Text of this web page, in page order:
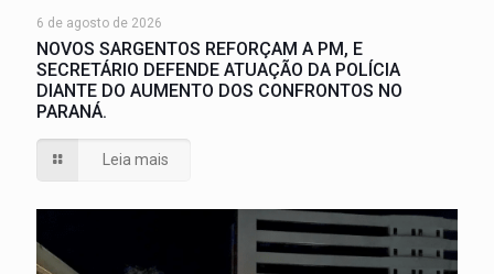
6 de agosto de 2026
NOVOS SARGENTOS REFORÇAM A PM, E
SECRETÁRIO DEFENDE ATUAÇÃO DA POLÍCIA
DIANTE DO AUMENTO DOS CONFRONTOS NO
PARANÁ.
Leia mais